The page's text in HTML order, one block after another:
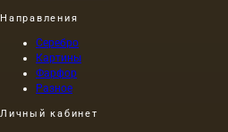
Направления
Серебро
Картины
Фарфор
Разное
Личный кабинет